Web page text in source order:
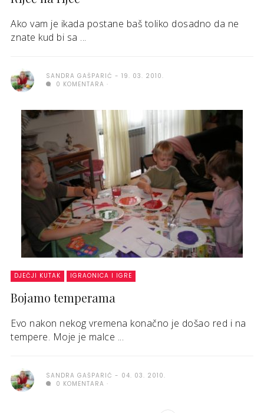
Ako vam je ikada postane baš toliko dosadno da ne
znate kud bi sa ...
SANDRA GAŠPARIĆ
19. 03. 2010.
0 KOMENTARA
DJEČJI KUTAK IGRAONICA I IGRE
Bojamo temperama
Evo nakon nekog vremena konačno je došao red i na
tempere. Moje je malce ...
SANDRA GAŠPARIĆ
04. 03. 2010.
0 KOMENTARA